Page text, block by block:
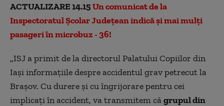
ACTUALIZARE 14.15Un comunicat de la
Inspectoratul Școlar Județean indică și mai mulți
pasageri în microbuz - 36!
„ISJ a primit de la directorul Palatului Copiilor din
Iaşi informaţiile despre accidentul grav petrecut la
Braşov. Cu durere şi cu îngrijorare pentru cei
implicaţi în accident, va transmitem căgrupul din